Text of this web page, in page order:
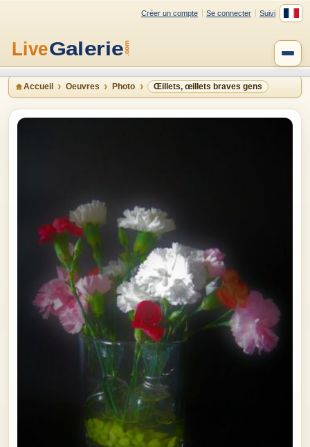
Créer un compte Se connecter Suivi
Accueil Oeuvres Photo Œillets, œillets braves gens